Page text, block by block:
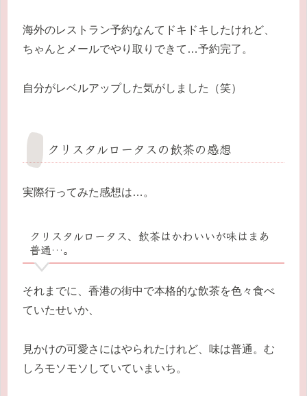
海外のレストラン予約なんてドキドキしたけれど、
ちゃんとメールでやり取りできて…予約完了。
自分がレベルアップした気がしました（笑）
クリスタルロータスの飲茶の感想
実際行ってみた感想は…。
クリスタルロータス、飲茶はかわいいが味はまあ
普通…。
それまでに、香港の街中で本格的な飲茶を色々食べ
ていたせいか、
見かけの可愛さにはやられたけれど、味は普通。む
しろモソモソしていていまいち。